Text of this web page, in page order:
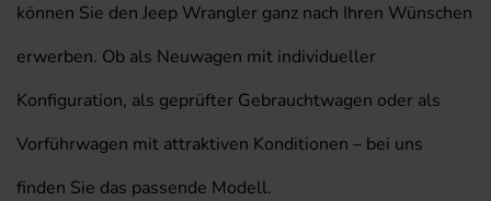
können Sie den Jeep Wrangler ganz nach Ihren Wünschen
erwerben. Ob als Neuwagen mit individueller
Konfiguration, als geprüfter Gebrauchtwagen oder als
Vorführwagen mit attraktiven Konditionen – bei uns
finden Sie das passende Modell.